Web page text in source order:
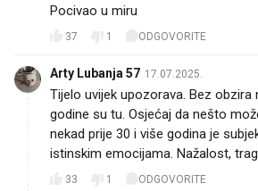
Pocivao u miru
37 1 ODGOVORITE
Arty Lubanja 57 17.07.2025.
Tijelo uvijek upozorava. Bez obzira
godine su tu. Osjećaj da nešto
nekad prije 30 i više godina je
istinskim emocijama. Nažalost,
33 1 ODGOVORITE